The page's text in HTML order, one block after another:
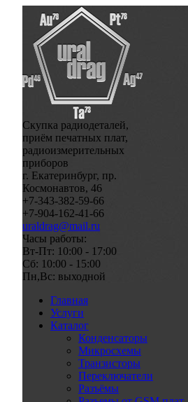
Скупка радиодеталей,
приём печатных плат,
радиоизмерительных
приборов
г. Екатеринбург, пр.
Космонавтов, 46
+7-343-382-59-66
+7-904-162-41-66
uraldrag@mail.ru
Часы работы:
Вт-Пт: 10:00 - 17:00
Сб: 10:00 - 15:00
Пн,Вс: выходной
Главная
Услуги
Каталог
Конденсаторы
Микросхемы
Транзисторы
Переключатели
Разъёмы